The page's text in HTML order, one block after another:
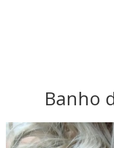
Banho